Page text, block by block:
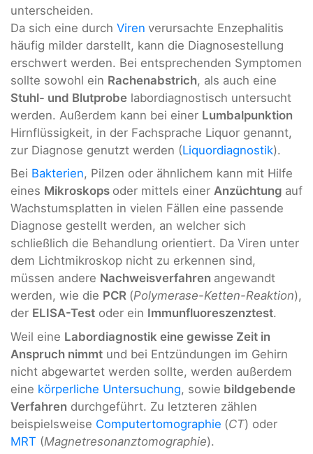
unterscheiden.
Da sich eine durch Viren verursachte Enzephalitis
häufig milder darstellt, kann die Diagnosestellung
erschwert werden. Bei entsprechenden Symptomen
sollte sowohl ein Rachenabstrich, als auch eine
Stuhl- und Blutprobe labordiagnostisch untersucht
werden. Außerdem kann bei einer Lumbalpunktion
Hirnflüssigkeit, in der Fachsprache Liquor genannt,
zur Diagnose genutzt werden (Liquordiagnostik).
Bei Bakterien, Pilzen oder ähnlichem kann mit Hilfe
eines Mikroskops oder mittels einer Anzüchtung auf
Wachstumsplatten in vielen Fällen eine passende
Diagnose gestellt werden, an welcher sich
schließlich die Behandlung orientiert. Da Viren unter
dem Lichtmikroskop nicht zu erkennen sind,
müssen andere Nachweisverfahren angewandt
werden, wie die PCR (Polymerase-Ketten-Reaktion),
der ELISA-Test oder ein Immunfluoreszenztest.
Weil eine Labordiagnostik eine gewisse Zeit in
Anspruch nimmt und bei Entzündungen im Gehirn
nicht abgewartet werden sollte, werden außerdem
eine körperliche Untersuchung, sowie bildgebende
Verfahren durchgeführt. Zu letzteren zählen
beispielsweise Computertomographie (CT) oder
MRT (Magnetresonanztomographie).